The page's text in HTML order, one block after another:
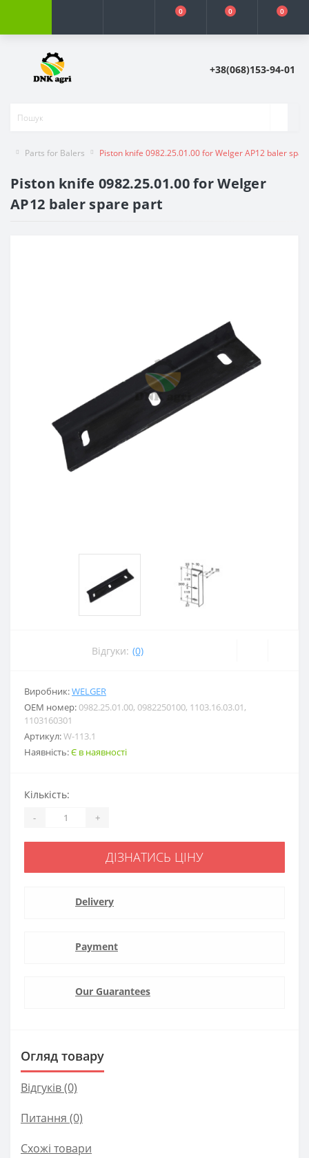
0 0 0
+38(068)153-94-01
Parts for Balers Piston knife 0982.25.01.00 for Welger AP12 baler
Piston knife 0982.25.01.00 for Welger
AP12 baler spare part
Відгуки: (0)
Виробник:WELGER
ОЕМ номер:0982.25.01.00, 0982250100, 1103.16.03.01,
1103160301
Артикул:W-113.1
Наявність:Є в наявності
Кількість:
- +
ДІЗНАТИСЬ ЦІНУ
Delivery
Payment
Our Guarantees
Огляд товару
Відгуків (0)
Питання (0)
Схожі товари